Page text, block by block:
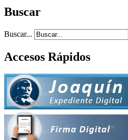
Buscar
Buscar...
Accesos Rápidos